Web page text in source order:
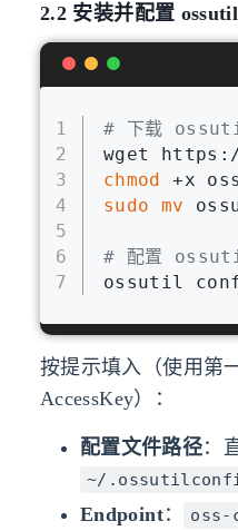
2.2 安装并配置 ossutil
1
2
3
4
5
6
7
# 下载
wget
chmod +x
sudo
mv
# 配置
ossutil
按提示填入（使用第
AccessKey）：
配置文件路径：
~/
Endpoint：
oss-